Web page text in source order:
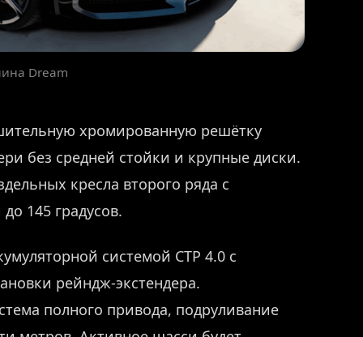
Dream
хромированную решётку
без средней стойки и крупные диски.
кресла второго ряда с
145 градусов.
системой CTP 4.0 с
рейндж-экстендера.
полного привода, подруливание